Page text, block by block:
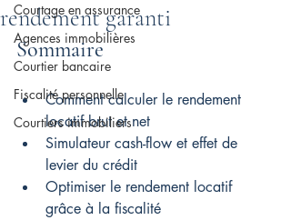
Courtage en assurance
Agences immobilières
Courtier bancaire
Fiscalité personnelle
Courtiers immobiliers
rendement garanti
Sommaire
Comment calculer le rendement
locatif brut et net
Simulateur cash-flow et effet de
levier du crédit
Optimiser le rendement locatif
grâce à la fiscalité